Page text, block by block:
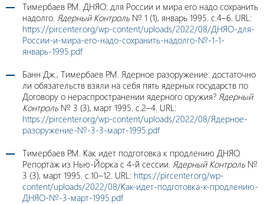
Тимербаев Р.М. ДНЯО: для России и мира его надо сохранить
надолго. Ядерный Контроль № 1 (1), январь 1995. с.4–6. URL:
https://pircenter.org/wp-content/uploads/2022/08/ДНЯО-для-
России-и-мира-его-надо-сохранить-надолго-№-1-1-
январь-1995.pdf
Банн Дж., Тимербаев Р.М. Ядерное разоружение: достаточно
ли обязательств взяли на себя пять ядерных государств по
Договору о нераспространении ядерного оружия? Ядерный
Контроль № 3 (3), март 1995. с.2–4. URL:
https://pircenter.org/wp-content/uploads/2022/08/Ядерное-
разоружение-№-3-3-март-1995.pdf
Тимербаев Р.М. Как идет подготовка к продлению ДНЯО.
Репортаж из Нью-Йорка с 4-й сессии. Ядерный Контроль №
3 (3), март 1995. c.10–12. URL: https://pircenter.org/wp-
content/uploads/2022/08/Как-идет-подготовка-к-продлению-
ДНЯО-№-3-март-1995.pdf